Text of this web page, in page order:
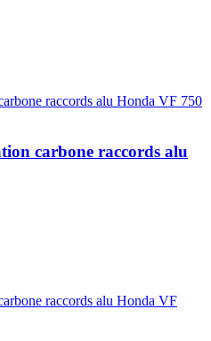
carbone raccords alu